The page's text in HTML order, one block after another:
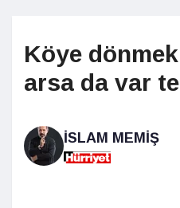
Köye
arsa da var
İSLAM MEMIŞ